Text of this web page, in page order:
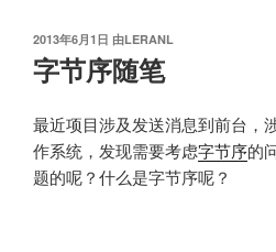
发
布
于
2013年6月1日 由LERANL
字节序随笔
最近项目涉及发送消息到前台，
作系统，发现需要考虑字节序的
题的呢？什么是字节序呢？